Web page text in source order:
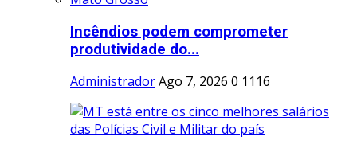
Incêndios podem comprometer
produtividade do...
AdministradorAgo 7, 2026 0 1116